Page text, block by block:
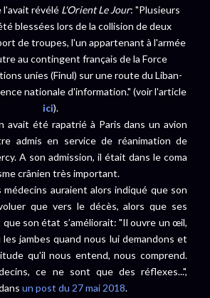
l'avait révélé L'Orient Le Jour: "Plusieurs
blessées lors de la collision de deux
de troupes, l'un appartenant à l'armée
au contingent français de la Force
unies (Finul) sur une route du Liban-
nationale d'information." (voir l'article
ici).
avait été rapatrié à Paris dans un avion
admis en service de réanimation de
A son admission, il était dans le coma
crânien très important.
médecins auraient alors indiqué que son
que vers le décès, alors que ses
son état s’améliorait: "Il ouvre un œil,
jambes quand nous lui demandons et
qu'il nous entend, nous comprend.
ce ne sont que des réflexes...",
un post du 27 mai 2018.